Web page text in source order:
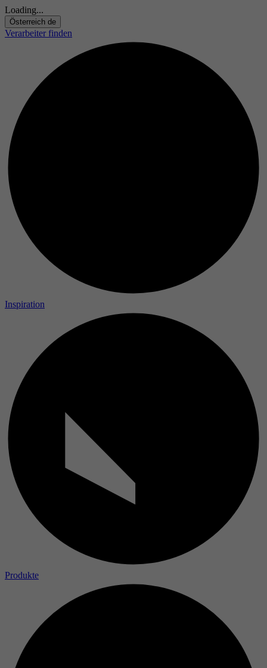
Loading...
Österreich de
Verarbeiter finden
Inspiration
Produkte